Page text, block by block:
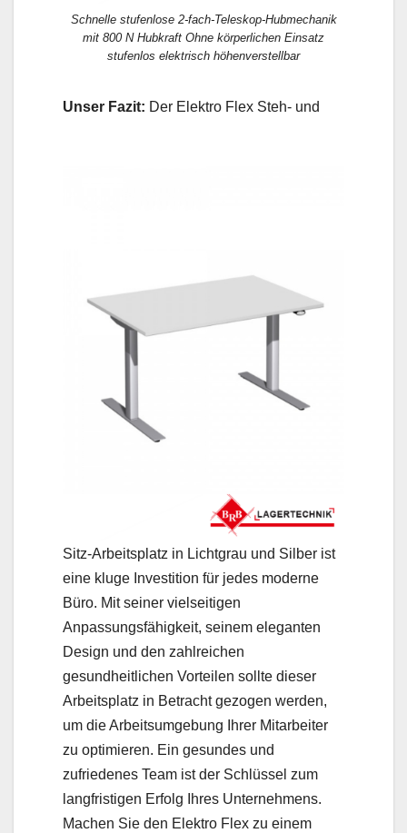
Schnelle stufenlose 2-fach-Teleskop-Hubmechanik
mit 800 N Hubkraft Ohne körperlichen Einsatz
stufenlos elektrisch höhenverstellbar
Unser Fazit: Der Elektro Flex Steh- und
Sitz-Arbeitsplatz in Lichtgrau und Silber ist
eine kluge Investition für jedes moderne
Büro. Mit seiner vielseitigen
Anpassungsfähigkeit, seinem eleganten
Design und den zahlreichen
gesundheitlichen Vorteilen sollte dieser
Arbeitsplatz in Betracht gezogen werden,
um die Arbeitsumgebung Ihrer Mitarbeiter
zu optimieren. Ein gesundes und
zufriedenes Team ist der Schlüssel zum
langfristigen Erfolg Ihres Unternehmens.
Machen Sie den Elektro Flex zu einem